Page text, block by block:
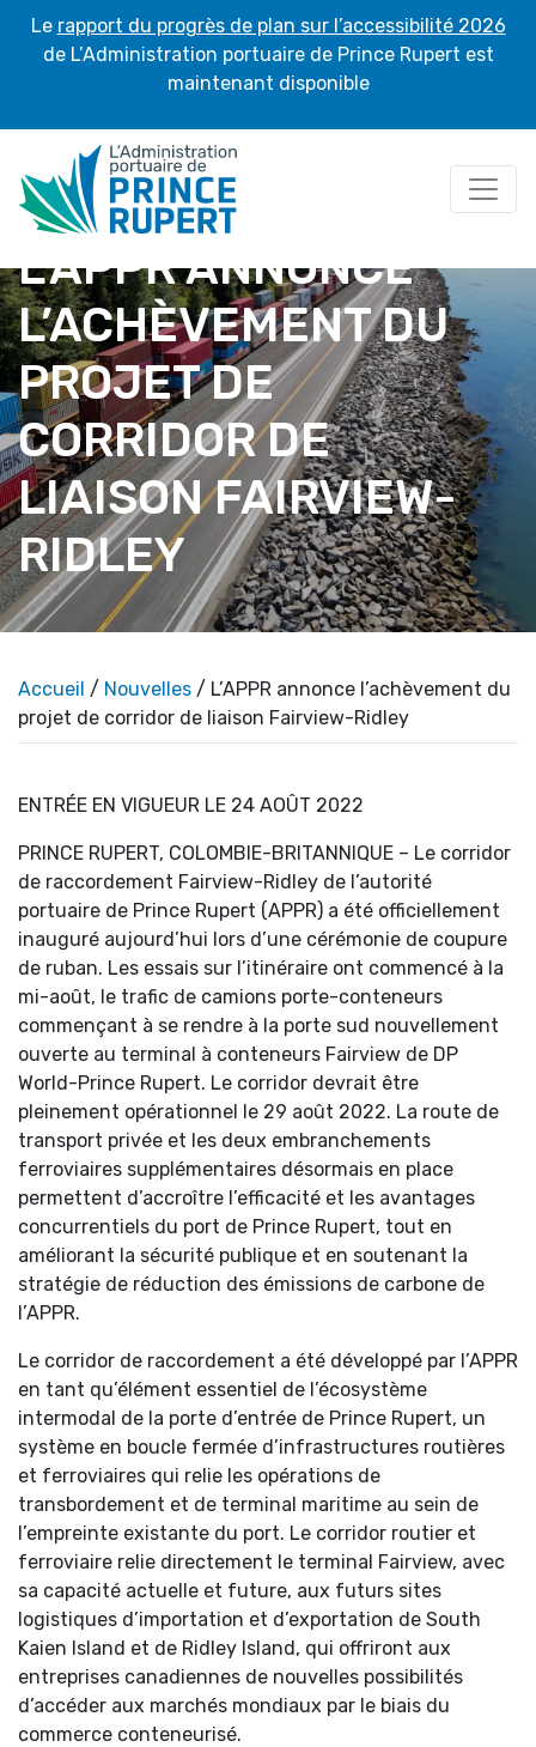
Le rapport du progrès de plan sur l’accessibilité 2026
de L’Administration portuaire de Prince Rupert est
maintenant disponible
L’APPR ANNONCE
L’ACHÈVEMENT DU
PROJET DE
CORRIDOR DE
LIAISON FAIRVIEW-
RIDLEY
Accueil / Nouvelles / L’APPR annonce l’achèvement du
projet de corridor de liaison Fairview-Ridley
ENTRÉE EN VIGUEUR LE 24 AOÛT 2022
PRINCE RUPERT, COLOMBIE-BRITANNIQUE – Le corridor
de raccordement Fairview-Ridley de l’autorité
portuaire de Prince Rupert (APPR) a été officiellement
inauguré aujourd’hui lors d’une cérémonie de coupure
de ruban. Les essais sur l’itinéraire ont commencé à la
mi-août, le trafic de camions porte-conteneurs
commençant à se rendre à la porte sud nouvellement
ouverte au terminal à conteneurs Fairview de DP
World-Prince Rupert. Le corridor devrait être
pleinement opérationnel le 29 août 2022. La route de
transport privée et les deux embranchements
ferroviaires supplémentaires désormais en place
permettent d’accroître l’efficacité et les avantages
concurrentiels du port de Prince Rupert, tout en
améliorant la sécurité publique et en soutenant la
stratégie de réduction des émissions de carbone de
l’APPR.
Le corridor de raccordement a été développé par l’APPR
en tant qu’élément essentiel de l’écosystème
intermodal de la porte d’entrée de Prince Rupert, un
système en boucle fermée d’infrastructures routières
et ferroviaires qui relie les opérations de
transbordement et de terminal maritime au sein de
l’empreinte existante du port. Le corridor routier et
ferroviaire relie directement le terminal Fairview, avec
sa capacité actuelle et future, aux futurs sites
logistiques d’importation et d’exportation de South
Kaien Island et de Ridley Island, qui offriront aux
entreprises canadiennes de nouvelles possibilités
d’accéder aux marchés mondiaux par le biais du
commerce conteneurisé.